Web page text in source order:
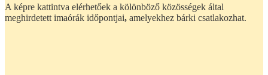
A képre kattintva elérhetőek a kölönböző közösségek által
meghirdetett imaórák időpontjai, amelyekhez bárki csatlakozhat.